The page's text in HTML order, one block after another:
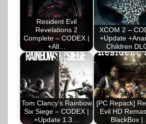
Resident Evil
Revelations 2
Complete – CODEX |
+All…
XCOM 2 –
+Update
Children
Tom Clancy’s Rainbow
Six Siege – CODEX |
+Update 1.3…
[PC Repack]
Evil HD
BlackBox |…